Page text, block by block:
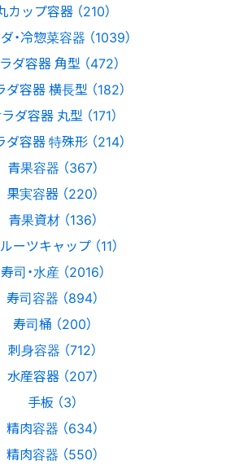
カップ容器 （210）
・冷惣菜容器 （1039）
ダ容器 角型 （472）
ダ容器 横長型 （182）
ダ容器 丸型 （171）
ダ容器 特殊形 （214）
青果容器 （367）
果実容器 （220）
青果資材 （136）
ーツキャップ （11）
寿司・水産 （2016）
寿司容器 （894）
寿司桶 （200）
刺身容器 （712）
水産容器 （207）
手板 （3）
精肉容器 （634）
精肉容器 （550）